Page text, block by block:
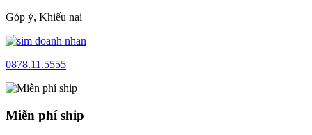
Góp ý, Khiếu nại
0878.11.5555
Miễn phí ship